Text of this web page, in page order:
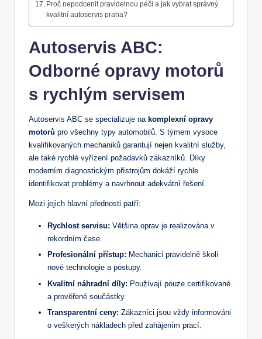
Proč nepodcenit pravidelnou péči a jak vybrat správný
kvalitní autoservis praha?
Autoservis ABC:
Odborné opravy motorů
s ‍rychlým ⁤servisem
Autoservis ABC ​se specializuje na komplexní opravy
motorů pro všechny⁤ typy automobilů. S týmem ⁢vysoce
kvalifikovaných ‍mechaniků garantují nejen⁢ kvalitní služby,
ale také rychlé vyřízení požadavků zákazníků. Díky
moderním ⁢diagnostickým přístrojům dokáží rychle
identifikovat‍ problémy a navrhnout adekvátní řešení.
Mezi jejich hlavní přednosti ‌patří:
Rychlost servisu: Většina oprav je realizována‌ v
rekordním čase.
Profesionální⁣ přístup: Mechanici pravidelně školí ​
nové technologie a postupy.
Kvalitní⁤ náhradní díly: Používají pouze certifikované
a prověřené součástky.
Transparentní ceny: Zákazníci jsou vždy informováni⁣
o veškerých nákladech před ⁤zahájením prací.